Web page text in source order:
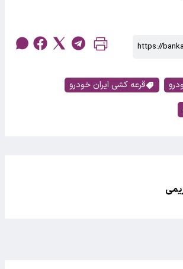
قرعه کشی ایران خودرو